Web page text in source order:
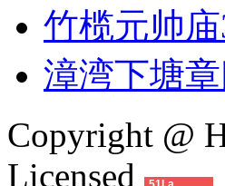
竹榄元帅
漳湾下塘
Copyright @
Licensed